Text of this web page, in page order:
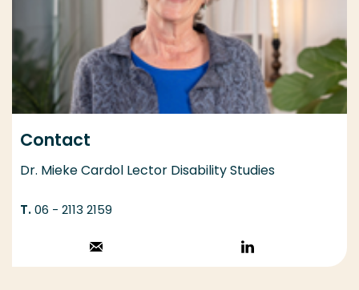
Contact
Dr. Mieke Cardol Lector Disability Studies
06 - 2113 2159
Stuur een email
Volg op
LinkedIn